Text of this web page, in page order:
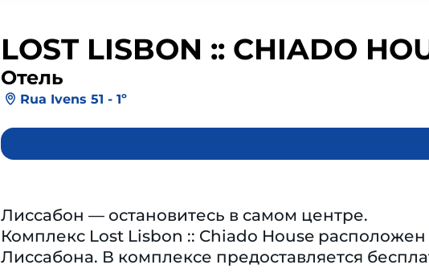
LOST LISBON :: CHIADO
Отель
Rua Ivens 51 - 1º
Лиссабон — остановитесь в самом центре.
Комплекс Lost Lisbon :: Chiado House
Лиссабона. В комплексе предоставляется